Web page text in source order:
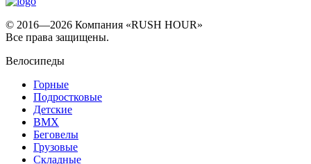
© 2016—2026 Компания «RUSH HOUR»
Все права защищены.
Велосипеды
Горные
Подростковые
Детские
BMX
Беговелы
Грузовые
Складные